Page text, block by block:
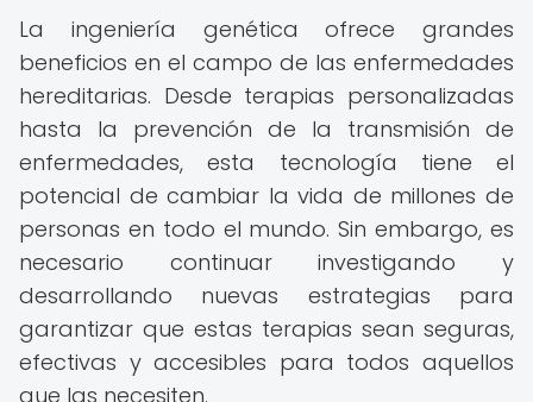
La ingeniería genética ofrece grandes
beneficios en el campo de las enfermedades
hereditarias. Desde terapias personalizadas
hasta la prevención de la transmisión de
enfermedades, esta tecnología tiene el
potencial de cambiar la vida de millones de
personas en todo el mundo. Sin embargo, es
necesario continuar investigando y
desarrollando nuevas estrategias para
garantizar que estas terapias sean seguras,
efectivas y accesibles para todos aquellos
que las necesiten.